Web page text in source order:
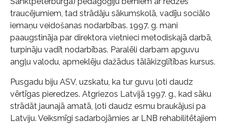
traucējumiem, tad strādāju sākumskolā, vadīju sociālo
iemaņu veidošanas nodarbības. 1997. g. mani
paaugstināja par direktora vietnieci metodiskajā darbā,
turpināju vadīt nodarbības. Paralēli darbam apguvu
angļu valodu, apmeklēju dažādus tālākizglītības kursus.
Pusgadu biju ASV, uzskatu, ka tur guvu ļoti daudz
vērtīgas pieredzes. Atgriezos Latvijā 1997. g., kad sāku
strādāt jaunajā amatā, ļoti daudz esmu braukājusi pa
Latviju. Veiksmīgi sadarbojāmies ar LNB rehabilitētajiem